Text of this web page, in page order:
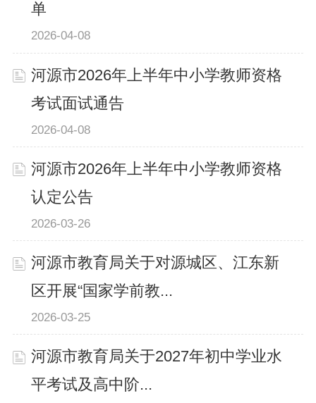
单
2026-04-08
河源市2026年上半年中小学教师资格
考试面试通告
2026-04-08
河源市2026年上半年中小学教师资格
认定公告
2026-03-26
河源市教育局关于对源城区、江东新
区开展“国家学前教...
2026-03-25
河源市教育局关于2027年初中学业水
平考试及高中阶...